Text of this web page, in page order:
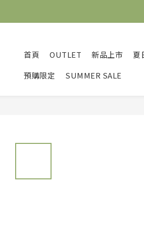
首頁 OUTLET 新品上市
夏
預購限定
SUMMER SALE